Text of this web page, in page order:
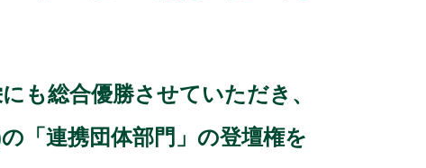
も総合優勝させていただき、
「連携団体部門」の登壇権を